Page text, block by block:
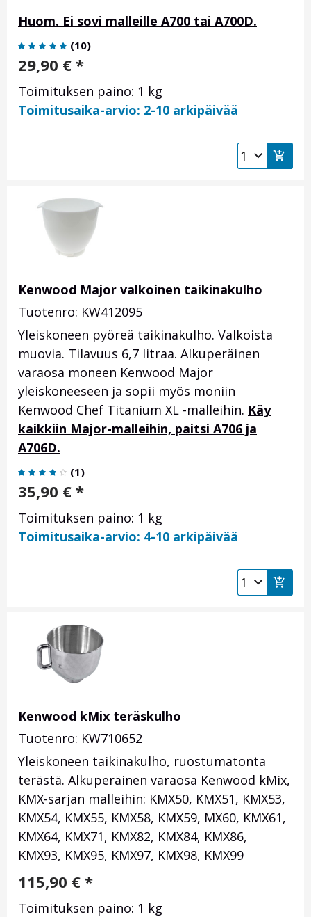
Huom. Ei sovi malleille A700 tai A700D.
(10)
29,90 € *
Toimituksen paino: 1 kg
Toimitusaika-arvio: 2-10 arkipäivää
Kenwood Major valkoinen taikinakulho
Tuotenro: KW412095
Yleiskoneen pyöreä taikinakulho. Valkoista
muovia. Tilavuus 6,7 litraa. Alkuperäinen
varaosa moneen Kenwood Major
yleiskoneeseen ja sopii myös moniin
Kenwood Chef Titanium XL -malleihin. Käy
kaikkiin Major-malleihin, paitsi A706 ja
A706D.
(1)
35,90 € *
Toimituksen paino: 1 kg
Toimitusaika-arvio: 4-10 arkipäivää
Kenwood kMix teräskulho
Tuotenro: KW710652
Yleiskoneen taikinakulho, ruostumatonta
terästä. Alkuperäinen varaosa Kenwood kMix,
KMX-sarjan malleihin: KMX50, KMX51, KMX53,
KMX54, KMX55, KMX58, KMX59, MX60, KMX61,
KMX64, KMX71, KMX82, KMX84, KMX86,
KMX93, KMX95, KMX97, KMX98, KMX99
115,90 € *
Toimituksen paino: 1 kg